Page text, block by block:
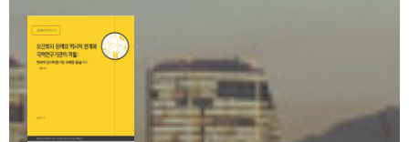
성과 50선 숫자로 보는 50년
세계와 함께 한 KIHASA
VR 역사관